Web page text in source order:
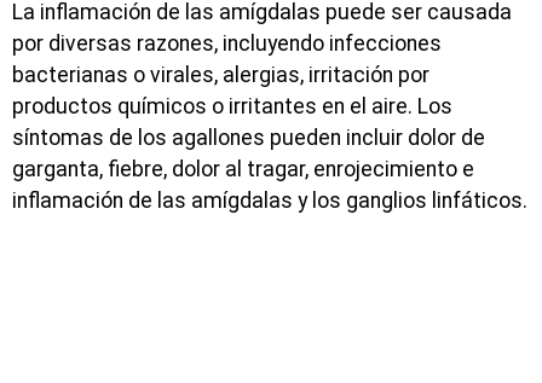
La inflamación de las amígdalas puede ser causada
por diversas razones, incluyendo infecciones
bacterianas o virales, alergias, irritación por
productos químicos o irritantes en el aire. Los
síntomas de los agallones pueden incluir dolor de
garganta, fiebre, dolor al tragar, enrojecimiento e
inflamación de las amígdalas y los ganglios linfáticos.